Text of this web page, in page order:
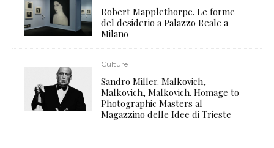
Robert Mapplethorpe. Le forme
del desiderio a Palazzo Reale a
Milano
Culture
Sandro Miller. Malkovich,
Malkovich, Malkovich. Homage to
Photographic Masters al
Magazzino delle Idee di Trieste